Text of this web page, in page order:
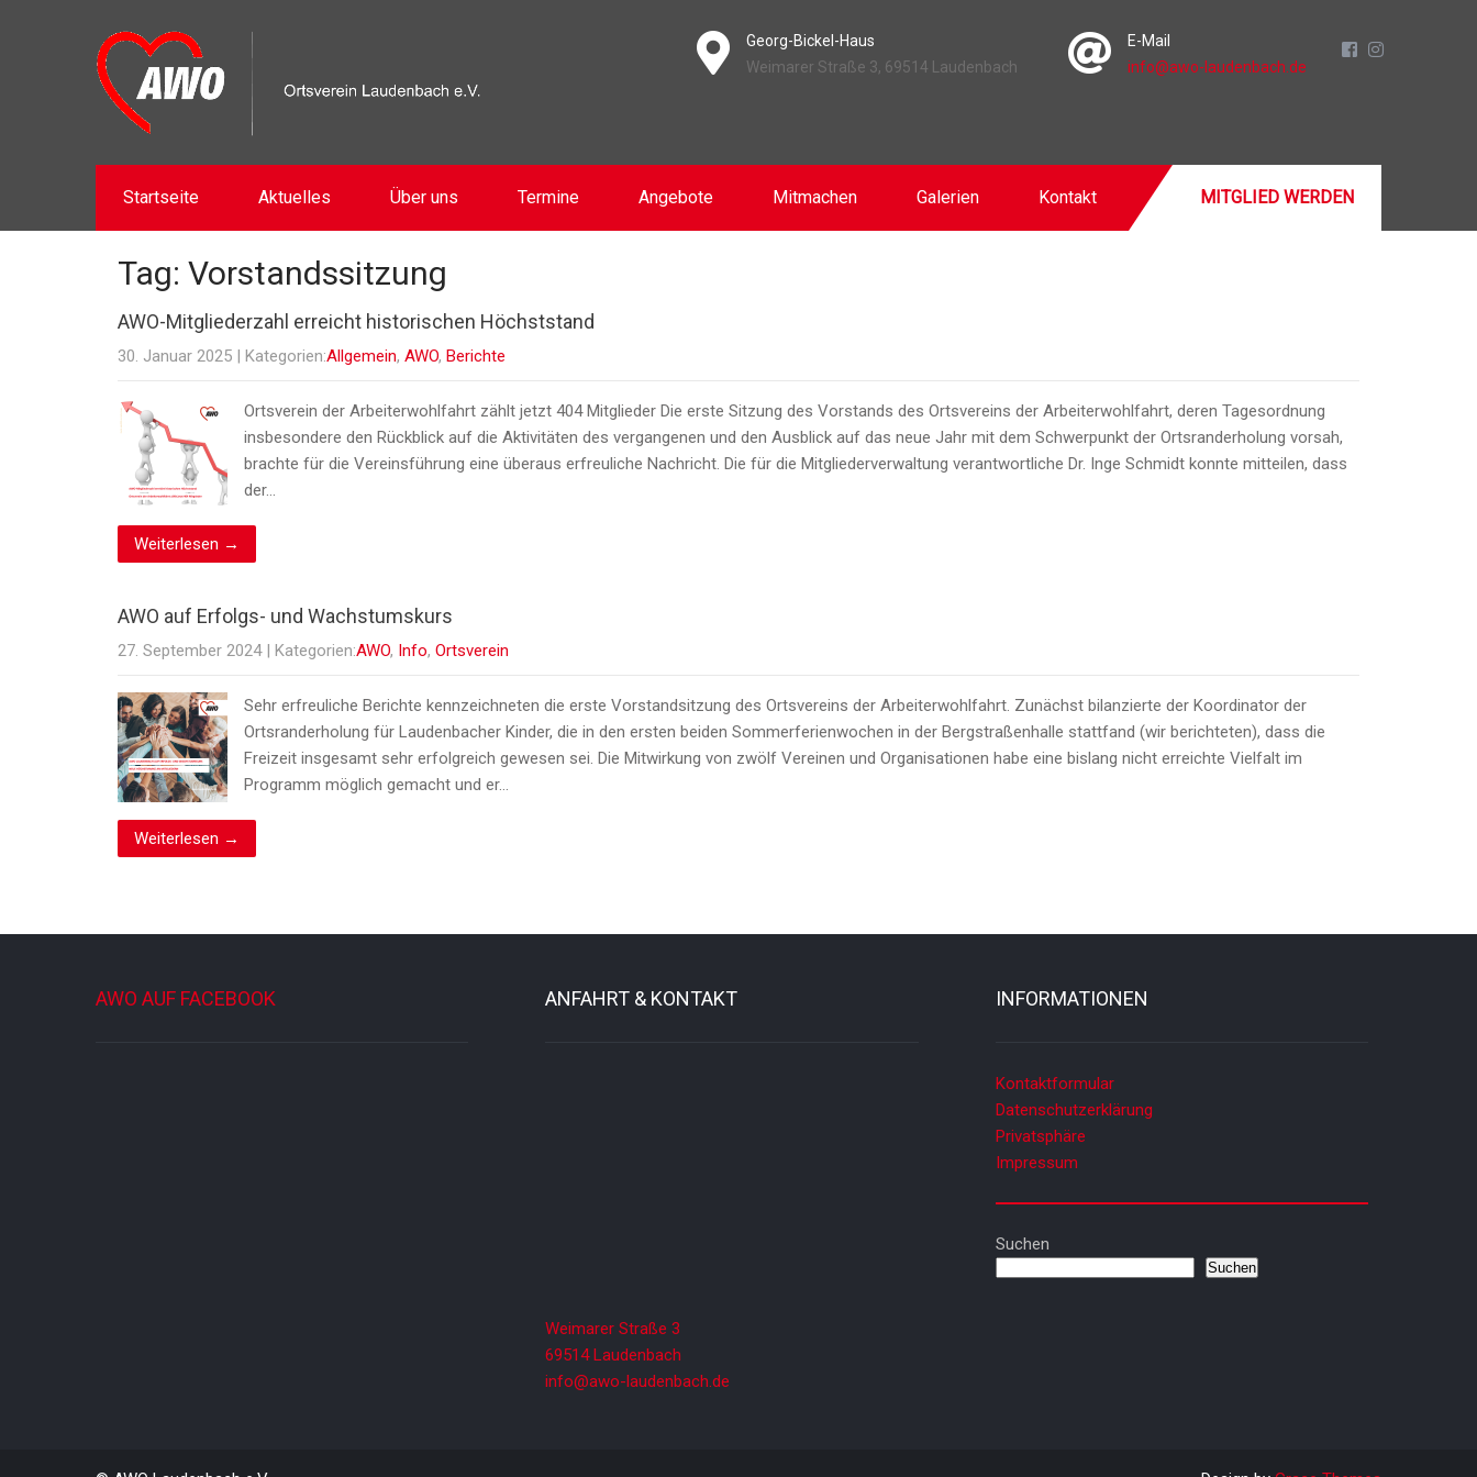
Georg-Bickel-Haus
Weimarer Straße 3, 69514 Laudenbach
E-Mail
info@awo-laudenbach.de
Startseite Aktuelles Über uns Termine Angebote Mitmachen Galerien Kontakt MITGLIED WERDEN
Tag: Vorstandssitzung
AWO-Mitgliederzahl erreicht historischen Höchststand
30. Januar 2025 | Kategorien:Allgemein, AWO, Berichte
Ortsverein der Arbeiterwohlfahrt zählt jetzt 404 Mitglieder Die erste Sitzung des Vorstands des Ortsvereins der Arbeiterwohlfahrt, deren Tagesordnung
insbesondere den Rückblick auf die Aktivitäten des vergangenen und den Ausblick auf das neue Jahr mit dem Schwerpunkt der Ortsranderholung vorsah,
brachte für die Vereinsführung eine überaus erfreuliche Nachricht. Die für die Mitgliederverwaltung verantwortliche Dr. Inge Schmidt konnte mitteilen, dass
der…
Weiterlesen →
AWO auf Erfolgs- und Wachstumskurs
27. September 2024 | Kategorien:AWO, Info, Ortsverein
Sehr erfreuliche Berichte kennzeichneten die erste Vorstandsitzung des Ortsvereins der Arbeiterwohlfahrt. Zunächst bilanzierte der Koordinator der
Ortsranderholung für Laudenbacher Kinder, die in den ersten beiden Sommerferienwochen in der Bergstraßenhalle stattfand (wir berichteten), dass die
Freizeit insgesamt sehr erfolgreich gewesen sei. Die Mitwirkung von zwölf Vereinen und Organisationen habe eine bislang nicht erreichte Vielfalt im
Programm möglich gemacht und er…
Weiterlesen →
AWO AUF FACEBOOK ANFAHRT & KONTAKT
Weimarer Straße 3
69514 Laudenbach
info@awo-laudenbach.de
INFORMATIONEN
Kontaktformular
Datenschutzerklärung
Privatsphäre
Impressum
Suchen
Suchen